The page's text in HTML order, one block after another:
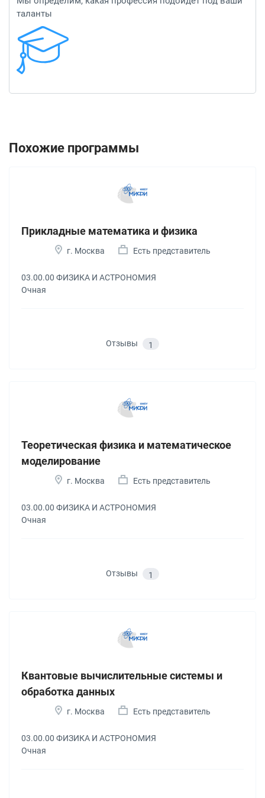
таланты
Похожие программы
Прикладные математика и физика
г. Москва Есть представитель
03.00.00 ФИЗИКА И АСТРОНОМИЯ
Очная
Отзывы 1
Теоретическая физика и математическое
моделирование
г. Москва Есть представитель
03.00.00 ФИЗИКА И АСТРОНОМИЯ
Очная
Отзывы 1
Квантовые вычислительные системы и
обработка данных
г. Москва Есть представитель
03.00.00 ФИЗИКА И АСТРОНОМИЯ
Очная